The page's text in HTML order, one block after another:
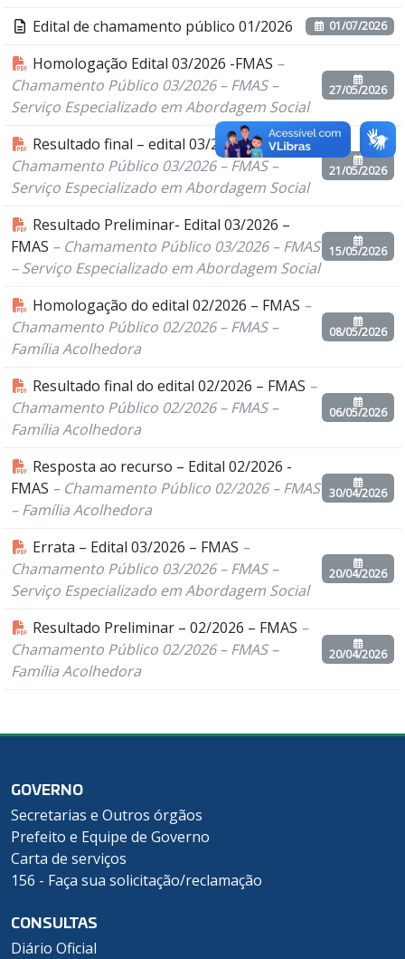
Edital de chamamento público 01/2026 01/07/2026
Homologação Edital 03/2026 -FMAS –
Chamamento Público 03/2026 – FMAS –
Serviço Especializado em Abordagem Social
27/05/2026
Resultado final – edital 03/2026 – FMAS–
Chamamento Público 03/2026 – FMAS –
Serviço Especializado em Abordagem Social
21/05/2026
Resultado Preliminar- Edital 03/2026 –
FMAS – Chamamento Público 03/2026 – FMAS
– Serviço Especializado em Abordagem Social
15/05/2026
Homologação do edital 02/2026 – FMAS –
Chamamento Público 02/2026 – FMAS –
Família Acolhedora
08/05/2026
Resultado final do edital 02/2026 – FMAS –
Chamamento Público 02/2026 – FMAS –
Família Acolhedora
06/05/2026
Resposta ao recurso – Edital 02/2026 -
FMAS – Chamamento Público 02/2026 – FMAS
– Família Acolhedora
30/04/2026
Errata – Edital 03/2026 – FMAS –
Chamamento Público 03/2026 – FMAS –
Serviço Especializado em Abordagem Social
20/04/2026
Resultado Preliminar – 02/2026 – FMAS –
Chamamento Público 02/2026 – FMAS –
Família Acolhedora
20/04/2026
GOVERNO
Secretarias e Outros órgãos
Prefeito e Equipe de Governo
Carta de serviços
156 - Faça sua solicitação/reclamação
CONSULTAS
Diário Oficial